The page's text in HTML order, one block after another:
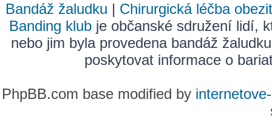
Bandáž žaludku | Chirurgická léčba
Banding klub je občanské sdružení lidí,
nebo jim byla provedena bandáž
poskytovat informace o
PhpBB.com base modified by